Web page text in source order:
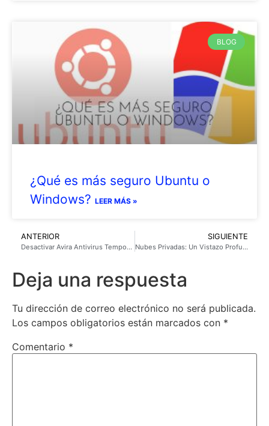
BLOG
¿Qué es más seguro Ubuntu o
Windows? LEER MÁS »
ANTERIOR
Desactivar Avira Antivirus Temporalmente
SIGUIENTE
Nubes Privadas: Un Vistazo Profundo a la Seguridad y el Control en el Almacenamiento en la Nube
Deja una respuesta
Tu dirección de correo electrónico no será publicada.
Los campos obligatorios están marcados con *
Comentario *